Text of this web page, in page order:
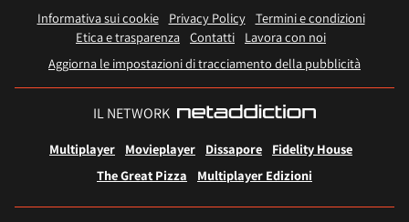
Informativa sui cookie Privacy Policy
Termini e condizioni
Etica e trasparenza Contatti
Lavora con noi
Aggiorna le impostazioni di tracciamento della pubblicità
IL NETWORK
Multiplayer Movieplayer Dissapore
Fidelity House
The Great Pizza
Multiplayer Edizioni